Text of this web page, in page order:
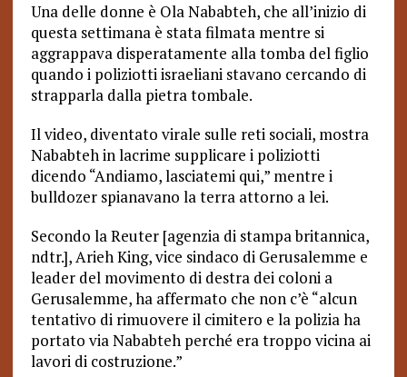
Una delle donne è Ola Nababteh, che all’inizio di
questa settimana è stata filmata mentre si
aggrappava disperatamente alla tomba del figlio
quando i poliziotti israeliani stavano cercando di
strapparla dalla pietra tombale.
Il video, diventato virale sulle reti sociali, mostra
Nababteh in lacrime supplicare i poliziotti
dicendo “Andiamo, lasciatemi qui,” mentre i
bulldozer spianavano la terra attorno a lei.
Secondo la Reuter [agenzia di stampa britannica,
ndtr.], Arieh King, vice sindaco di Gerusalemme e
leader del movimento di destra dei coloni a
Gerusalemme, ha affermato che non c’è “alcun
tentativo di rimuovere il cimitero e la polizia ha
portato via Nababteh perché era troppo vicina ai
lavori di costruzione.”